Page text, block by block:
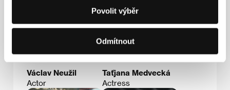
Povolit výběr
Odmítnout
Václav Neužil
Actor
Taťjana Medvecká
Actress